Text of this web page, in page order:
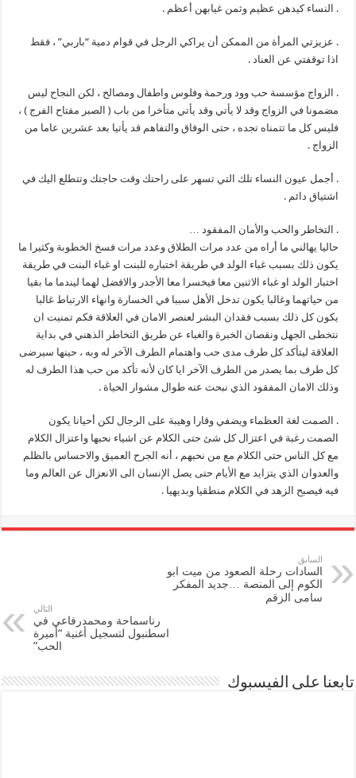
. النساء كيدهن عظيم وثمن غيابهن أعظم .
. عزيزتي المرأة من الممكن أن يراكي الرجل في قوام دمية “باربي” ، فقط
اذا توقفتي عن العناد .
. الزواج مؤسسة حب وود ورحمة وفلوس واطفال ومصالح ، لكن النجاح ليس
مضمونا في الزواج وقد لا يأتي وقد يأتي متأخرا من باب ( الصبر مفتاح الفرج ) ،
فليس كل ما تتمناه تجده ، حتى الوفاق والتفاهم قد يأتيا بعد عشرين عاما من
الزواج .
. أجمل عيون النساء تلك التي تسهر على راحتك وقت حاجتك وتتطلع اليك في
اشتياق دائم .
. التخاطر والحب والأمان المفقود …
حاليا يهالني ما أراه من عدد مرات الطلاق وعدد مرات فسخ الخطوبة وكثيرا ما
يكون ذلك بسبب غباء الولد في طريقة اختباره للبنت او غباء البنت في طريقة
اختبار الولد او غباء الاثنين معا فيخسرا معا الأجدر والافضل لهما ليندما ما بقيا
من حياتهما وغالبا يكون تدخل الأهل سببا في الخسارة وانهاء الارتباط غالبا
يكون كل ذلك بسبب فقدان البشر لعنصر الامان في العلاقة فكم تمنيت ان
نتخطى الجهل ونقصان الخبرة والغباء عن طريق التخاطر الذهني في بداية
العلاقة ليتأكد كل طرف مدى حب واهتمام الطرف الآخر له وبه ، حينها سيرضى
كل طرف بما يصدر من الطرف الآخر ايا كان لأنه تأكد من حب هذا الطرف له
وذلك الامان المفقود الذي نبحث عنه طوال مشوار الحياة .
. الصمت لغة العظماء ويضفي وقارا وهيبة على الرجال لكن أحيانا يكون
الصمت رغبة في اعتزال كل شئ حتى الكلام عن اشياء نحبها واعتزال الكلام
مع كل الناس حتى الكلام مع من نحبهم ، أنه الجرح العميق والاحساس بالظلم
والعدوان الذي يتزايد مع الأيام حتى يصل الإنسان الى الانعزال عن العالم وما
فيه فيصبح الزهد في الكلام منطقيا وبديهيا .
السابق
السادات رحلة الصعود من ميت ابو
الكوم إلى المنصة …جديد المفكر
سامى الزقم
التالي
رناسماحة ومحمدرفاعي في
اسطنبول لتسجيل أغنية “أميرة
الحب”
تابعنا على الفيسبوك